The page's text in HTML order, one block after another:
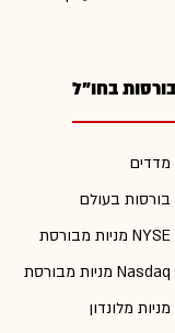
בורסות בחו"ל
מדדים
בורסות בעולם
מניות מבורסת NYSE
מניות מבורסת Nasdaq
מניות מלונדון